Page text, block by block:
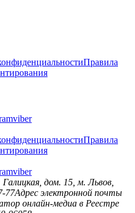
Правила
viber
Правила
viber
Галицкая, дом. 15, м. Львов,
77Адрес электронной почты
онлайн-медиа в Реестре